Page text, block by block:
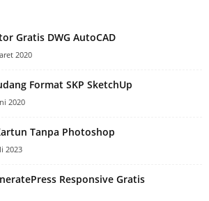
Gratis DWG AutoCAD
2020
Format SKP SketchUp
2020
Tanpa Photoshop
2023
Responsive Gratis